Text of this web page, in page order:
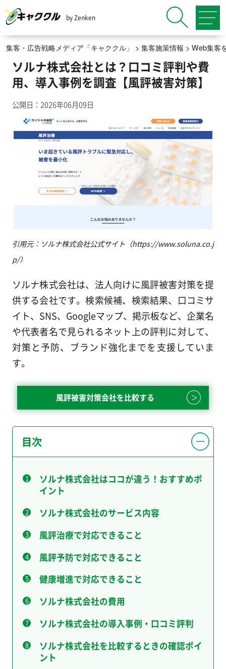
by Zenken
集客・広告戦略メディア「キャククル」 > 集客施策情報 > Web集客
ソルナ株式会社とは？口コミ評判や費
用、導入事例を調査【風評被害対策】
公開日：2026年06月09日
引用元：ソルナ株式会社公式サイト（https://www.soluna.co.j
p/）
ソルナ株式会社は、法人向けに風評被害対策を提
供する会社です。検索候補、検索結果、口コミサ
イト、SNS、Googleマップ、掲示板など、企業名
や代表者名で見られるネット上の評判に対して、
対策と予防、ブランド強化までを支援していま
す。
風評被害対策会社を比較する
目次
ソルナ株式会社はココが違う！おすすめポ
イント
ソルナ株式会社のサービス内容
風評治療で対応できること
風評予防で対応できること
健康増進で対応できること
ソルナ株式会社の費用
ソルナ株式会社の導入事例・口コミ評判
ソルナ株式会社を比較するときの確認ポイ
ント